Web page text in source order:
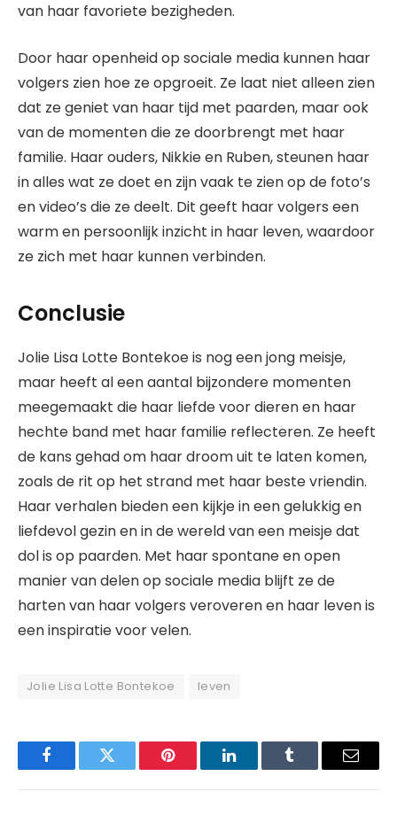
van haar favoriete bezigheden.
Door haar openheid op sociale media kunnen haar
volgers zien hoe ze opgroeit. Ze laat niet alleen zien
dat ze geniet van haar tijd met paarden, maar ook
van de momenten die ze doorbrengt met haar
familie. Haar ouders, Nikkie en Ruben, steunen haar
in alles wat ze doet en zijn vaak te zien op de foto’s
en video’s die ze deelt. Dit geeft haar volgers een
warm en persoonlijk inzicht in haar leven, waardoor
ze zich met haar kunnen verbinden.
Conclusie
Jolie Lisa Lotte Bontekoe is nog een jong meisje,
maar heeft al een aantal bijzondere momenten
meegemaakt die haar liefde voor dieren en haar
hechte band met haar familie reflecteren. Ze heeft
de kans gehad om haar droom uit te laten komen,
zoals de rit op het strand met haar beste vriendin.
Haar verhalen bieden een kijkje in een gelukkig en
liefdevol gezin en in de wereld van een meisje dat
dol is op paarden. Met haar spontane en open
manier van delen op sociale media blijft ze de
harten van haar volgers veroveren en haar leven is
een inspiratie voor velen.
Jolie Lisa Lotte Bontekoe leven
FacebookTwitter Pinterest LinkedInTumblr Email